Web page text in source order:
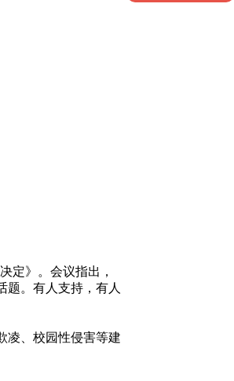
定》。会议指出，
题。有人支持，有人
凌、校园性侵害等建